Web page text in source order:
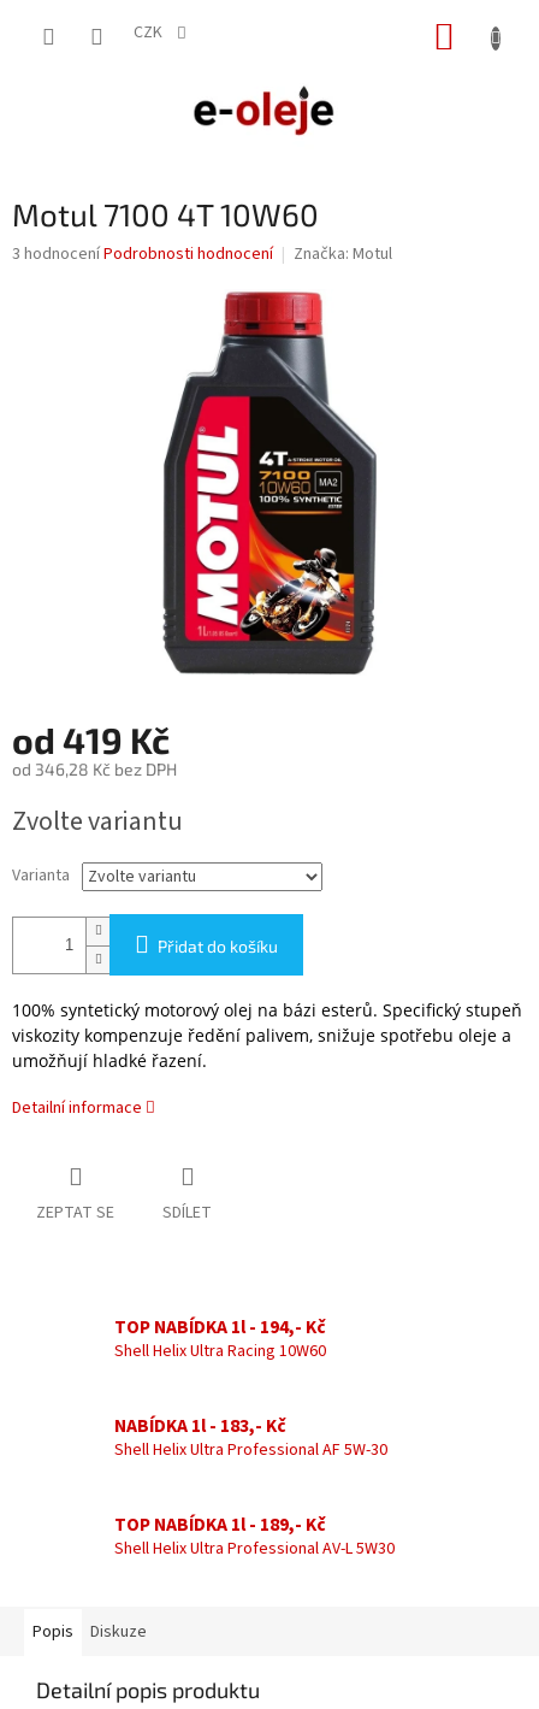
CZK
Motul 7100 4T 10W60
Průměrné
3 hodnoceníPodrobnosti hodnocení Značka: Motul
od 419 Kč
od 346,28 Kč bez DPH
cena:
Zvolte variantu
Varianta
Přidat do košíku
100% syntetický motorový olej na bázi esterů. Specifický stupeň
viskozity kompenzuje ředění palivem, snižuje spotřebu oleje a
umožňují hladké řazení.
Detailní informace
ZEPTAT SE SDÍLET
TOP NABÍDKA 1l - 194,- Kč
Shell Helix Ultra Racing 10W60
NABÍDKA 1l - 183,- Kč
Shell Helix Ultra Professional AF 5W-30
TOP NABÍDKA 1l - 189,- Kč
Shell Helix Ultra Professional AV-L 5W30
Popis Diskuze
Detailní popis produktu